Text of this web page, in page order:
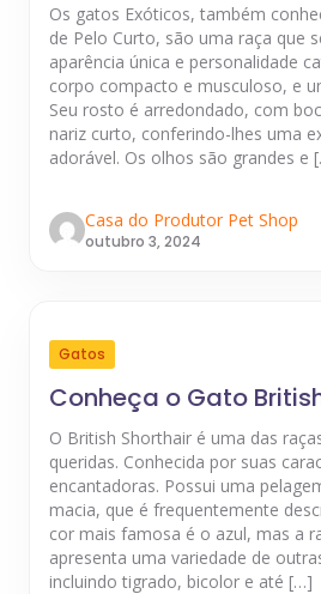
Os gatos Exóticos, também
de Pelo Curto, são uma raça que
aparência única e personalidade
corpo compacto e musculoso, e
Seu rosto é arredondado, com
nariz curto, conferindo-lhes uma
adorável. Os olhos são grandes e
Casa do Produtor Pet Shop
outubro 3, 2024
Gatos
Conheça o Gato
O British Shorthair é uma das
queridas. Conhecida por suas
encantadoras. Possui uma
macia, que é frequentemente
cor mais famosa é o azul, mas a
apresenta uma variedade de
incluindo tigrado, bicolor e até […]